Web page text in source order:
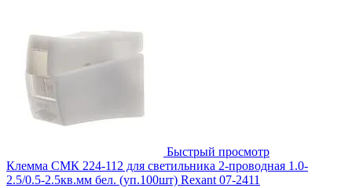
Быстрый просмотр
Клемма СМК 224-112 для светильника 2-проводная 1.0-
2.5/0.5-2.5кв.мм бел. (уп.100шт) Rexant 07-2411